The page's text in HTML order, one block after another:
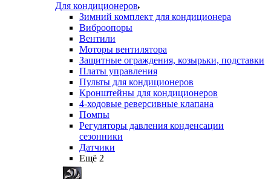
Для кондиционеров
Зимний комплект для кондиционера
Виброопоры
Вентили
Моторы вентилятора
Защитные ограждения, козырьки, подставки
Платы управления
Пульты для кондиционеров
Кронштейны для кондиционеров
4-ходовые реверсивные клапана
Помпы
Регуляторы давления конденсации
сезонники
Датчики
Ещё 2